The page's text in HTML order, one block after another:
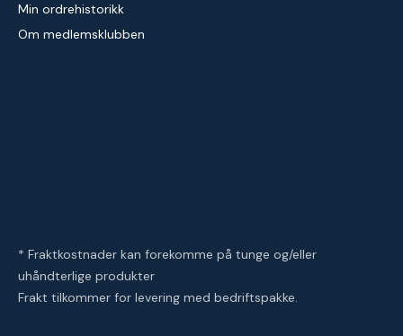
Min ordrehistorikk
Om medlemsklubben
* Fraktkostnader kan forekomme på tunge og/eller
uhåndterlige produkter
Frakt tilkommer for levering med bedriftspakke.